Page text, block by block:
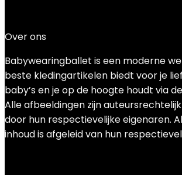
Over ons
Babywearingballet is een moderne
beste kledingartikelen biedt voor je
baby’s en je op de hoogte houdt via
Alle afbeeldingen zijn
door hun respectievelijke eigenaren.
inhoud is afgeleid van hun